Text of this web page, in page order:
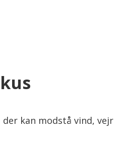
kan modstå vind, vejr